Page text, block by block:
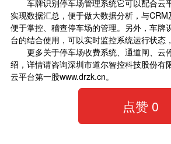
车牌识别停车场管理系统它可以配合云
实现数据汇总，便于做大数据分析，与
便于掌控、稽查停车场的管理。另外，车牌
台的结合使用，可以实时监控系统运行状态
更多关于停车场收费系统、通道闸、云
绍，详情请咨询深圳市道尔智控科技股份有
云平台第一股www.drzk.cn。
点赞 0